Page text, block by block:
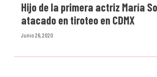
Hijo de la primera actriz María
atacado en tiroteo en CDMX
Junio 26, 2020